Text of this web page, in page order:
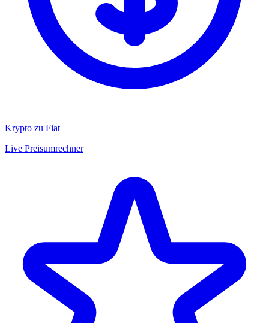
Krypto zu Fiat
Live Preisumrechner